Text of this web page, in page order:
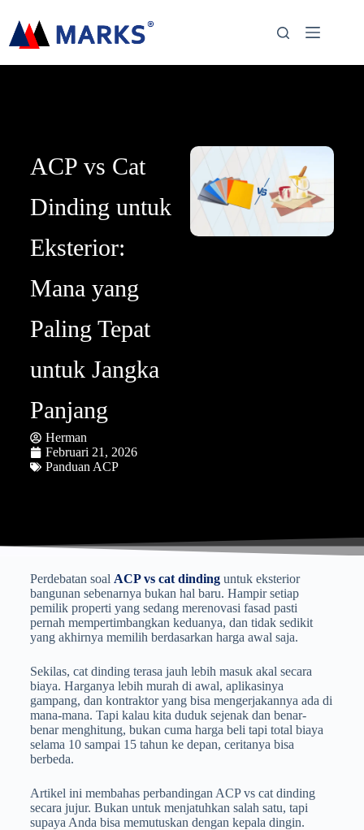
ACP vs Cat
Dinding untuk
Eksterior:
Mana yang
Paling Tepat
untuk Jangka
Panjang
Herman
Februari 21, 2026
Panduan ACP
Perdebatan soal ACP vs cat dindinguntuk eksterior
bangunan sebenarnya bukan hal baru. Hampir setiap
pemilik properti yang sedang merenovasi fasad pasti
pernah mempertimbangkan keduanya, dan tidak sedikit
yang akhirnya memilih berdasarkan harga awal saja.
Sekilas, cat dinding terasa jauh lebih masuk akal secara
biaya. Harganya lebih murah di awal, aplikasinya
gampang, dan kontraktor yang bisa mengerjakannya ada di
mana-mana. Tapi kalau kita duduk sejenak dan benar-
benar menghitung, bukan cuma harga beli tapi total biaya
selama 10 sampai 15 tahun ke depan, ceritanya bisa
berbeda.
Artikel ini membahas perbandingan ACP vs cat dinding
secara jujur. Bukan untuk menjatuhkan salah satu, tapi
supaya Anda bisa memutuskan dengan kepala dingin.